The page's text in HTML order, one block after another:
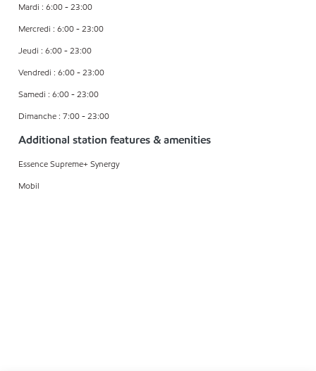
Mardi : 6:00 - 23:00
Mercredi : 6:00 - 23:00
Jeudi : 6:00 - 23:00
Vendredi : 6:00 - 23:00
Samedi : 6:00 - 23:00
Dimanche : 7:00 - 23:00
Additional station features & amenities
Essence Supreme+ Synergy
Mobil